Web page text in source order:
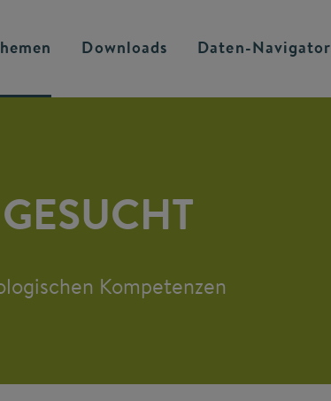
Downloads Daten-Navigator
Kompetenzen